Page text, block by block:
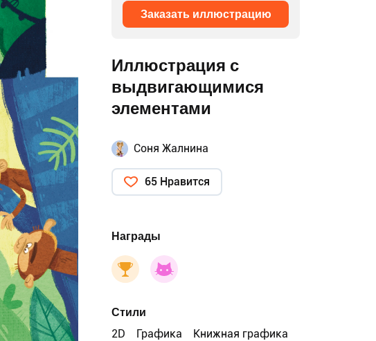
Заказать иллюстрацию
Иллюстрация с
выдвигающимися
элементами
Соня Жалнина
65 Нравится
Награды
Стили
2D
Графика Книжная графика